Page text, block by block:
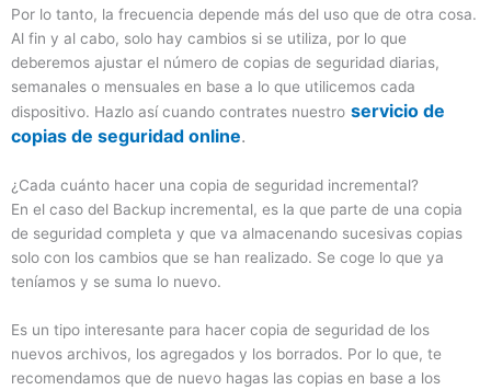
Por lo tanto, la frecuencia depende más del uso que de otra cosa.
Al fin y al cabo, solo hay cambios si se utiliza, por lo que
deberemos ajustar el número de copias de seguridad diarias,
semanales o mensuales en base a lo que utilicemos cada
dispositivo. Hazlo así cuando contrates nuestro servicio de
copias de seguridad online.
¿Cada cuánto hacer una copia de seguridad incremental?
En el caso del Backup incremental, es la que parte de una copia
de seguridad completa y que va almacenando sucesivas copias
solo con los cambios que se han realizado. Se coge lo que ya
teníamos y se suma lo nuevo.
Es un tipo interesante para hacer copia de seguridad de los
nuevos archivos, los agregados y los borrados. Por lo que, te
recomendamos que de nuevo hagas las copias en base a los